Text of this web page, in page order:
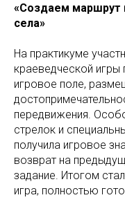
«Создаем маршрут
села»
На практикуме
краеведческой
игровое поле,
передвижения.
стрелок и
получила игровое
возврат на
задание. Итогом
игра, полностью